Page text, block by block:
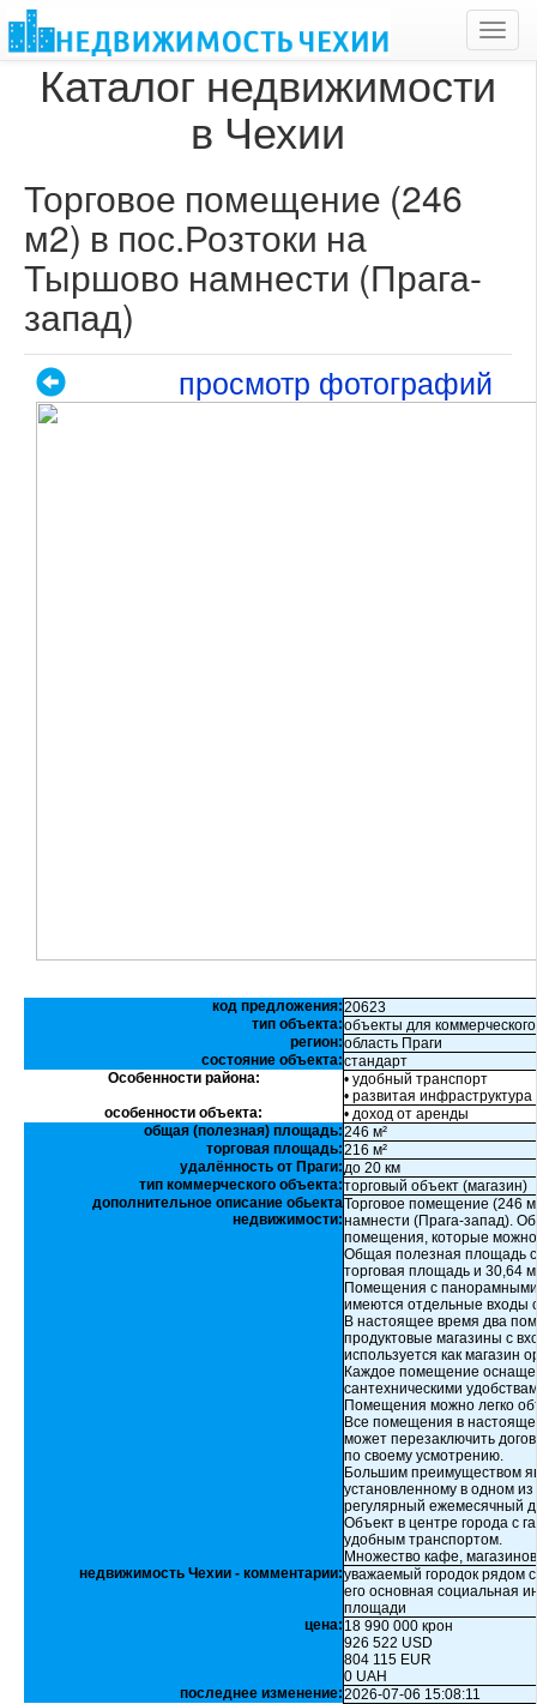
Каталог недвижимости
в Чехии
Торговое помещение (246
м2) в пос.Розтоки на
Тыршово намнести (Прага-
запад)
просмотр фотографий
код предложения:20623
тип объекта:объекты для
регион:область Праги
состояние объекта:стандарт
Особенности района:
• удобный транспорт
• развитая инфраструктура
особенности объекта:
• доход от аренды
общая (полезная) площадь:246 м²
торговая площадь:216 м²
удалённость от Праги:до 20 км
тип коммерческого объекта:торговый объект (магазин)
дополнительное описание обьекта
недвижимости:
Торговое помещение (246
намнести (Прага-запад).
помещения, которые
Общая полезная площадь
торговая площадь и 30,64
Помещения с
имеются отдельные входы
В настоящее время два
продуктовые магазины с
используется как магазин
Каждое помещение
сантехническими
Помещения можно легко
Все помещения в
может перезаключить
по своему усмотрению.
Большим преимуществом
установленному в одном
регулярный ежемесячный
Объект в центре города с
удобным транспортом.
Множество кафе,
недвижимость Чехии - комментарии:уважаемый городок рядом
его основная социальная
площади
цена: 18 990 000 крон
926 522 USD
804 115 EUR
0 UAH
последнее изменение:2026-07-06 15:08:11